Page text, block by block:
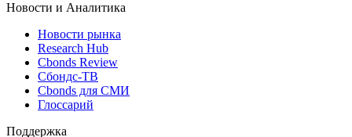
ETF & Funds
Поиск ETF & Funds
Новости и Аналитика
Новости рынка
Research Hub
Сбондс-ТВ